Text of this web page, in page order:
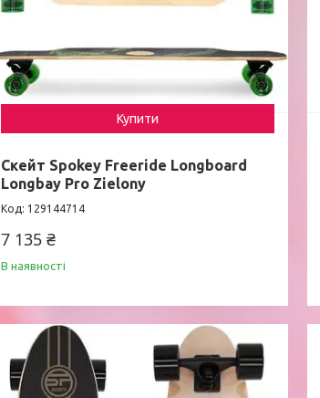
Купити
Скейт Spokey Freeride Longboard
Longbay Pro Zielony
129144714
7 135 ₴
В наявності